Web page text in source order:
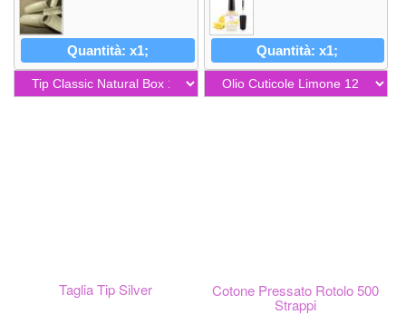
Quantità: x1; Quantità: x1;
Taglia Tip Silver Cotone Pressato Rotolo 500
Strappi